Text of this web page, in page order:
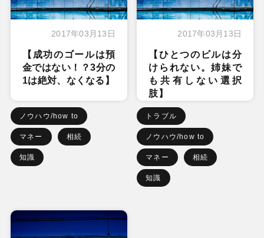
2017年03月13日
【成功のゴールは預
金ではない！？3分の
1は絶対、なくなる】
ノウハウ/how to
マネー 相続
知識
2017年03月13日
【ひとつのビルは分
けられない。姉妹で
も共有しない選択
肢】
トラブル
ノウハウ/how to
マネー 相続
知識